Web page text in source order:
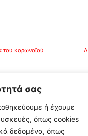
σας
ή έχουμε
όπως cookies
δεδομένα, όπως
του κορωνοϊού